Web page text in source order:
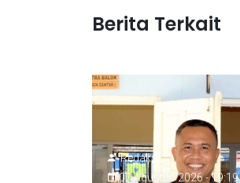
Berita Terkait
Redaksi
07 Agustus 2026 - 19:19